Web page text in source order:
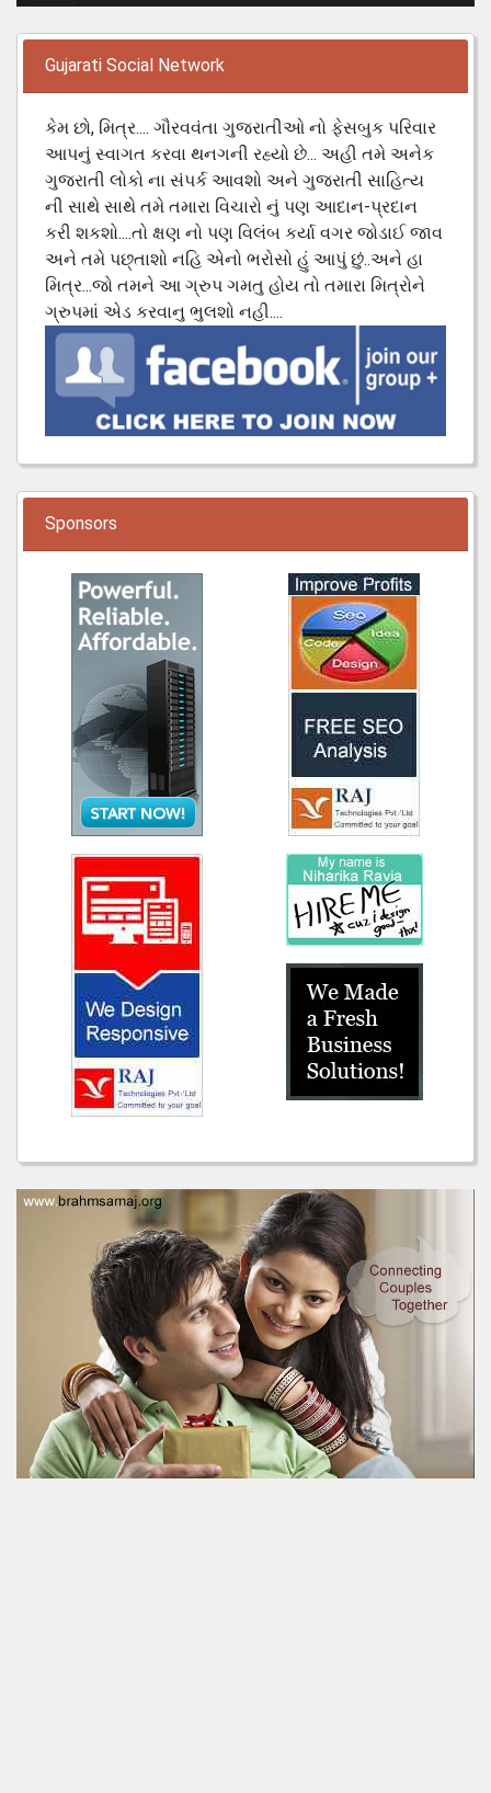
Gujarati Social Network
કેમ છો, મિત્ર.... ગૌરવવંતા ગુજરાતીઓ નો ફેસબુક પરિવાર
આપનું સ્વાગત કરવા થનગની રહ્યો છે... અહી તમે અનેક
ગુજરાતી લોકો ના સંપર્ક આવશો અને ગુજરાતી સાહિત્ય
ની સાથે સાથે તમે તમારા વિચારો નું પણ આદાન-પ્રદાન
કરી શકશો....તો ક્ષણ નો પણ વિલંબ કર્યા વગર જોડાઈ જાવ
અને તમે પછ્તાશો નહિ એનો ભરોસો હું આપું છું..અને હા
મિત્ર...જો તમને આ ગ્રુપ ગમતુ હોય તો તમારા મિત્રોને
ગ્રુપમાં એડ કરવાનુ ભુલશો નહી....
Sponsors